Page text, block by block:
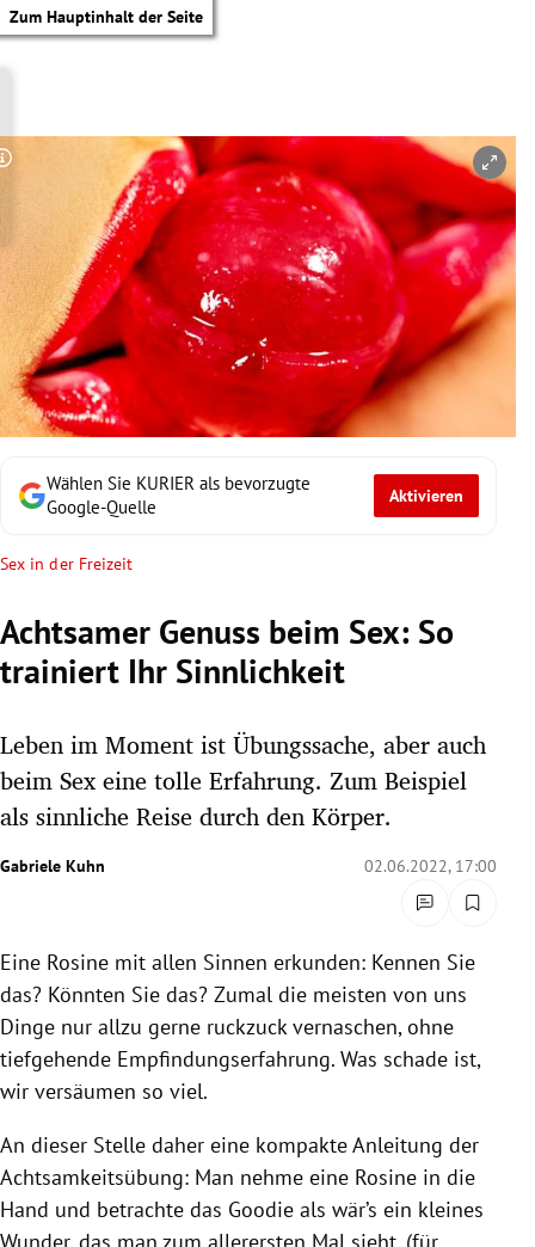
Zum Hauptinhalt der Seite
Untermenü
Untermenü
Untermenü
Untermenü
Untermenü
Untermenü
Untermenü
Untermenü
Wählen Sie KURIER als bevorzugte
Google-Quelle
Aktivieren
Sex in der Freizeit
Achtsamer Genuss beim Sex: So
trainiert Ihr Sinnlichkeit
Leben im Moment ist Übungssache, aber auch
beim Sex eine tolle Erfahrung. Zum Beispiel
als sinnliche Reise durch den Körper.
Gabriele Kuhn 02.06.2022, 17:00
Copyright-Hinweis öffnen/schließen
Eine Rosine mit allen Sinnen erkunden: Kennen Sie
das? Könnten Sie das? Zumal die meisten von uns
Dinge nur allzu gerne ruckzuck vernaschen, ohne
tiefgehende Empfindungserfahrung. Was schade ist,
wir versäumen so viel.
An dieser Stelle daher eine kompakte Anleitung der
Achtsamkeitsübung: Man nehme eine Rosine in die
Hand und betrachte das Goodie als wär’s ein kleines
Wunder, das man zum allerersten Mal sieht. (für